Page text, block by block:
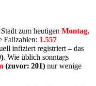
zum heutigen Montag,
Fallzahlen: 1.557
infiziert registriert–das
. Wie üblich sonntags
(zuvor: 201) nur wenige